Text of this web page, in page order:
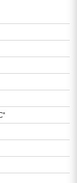
Standard